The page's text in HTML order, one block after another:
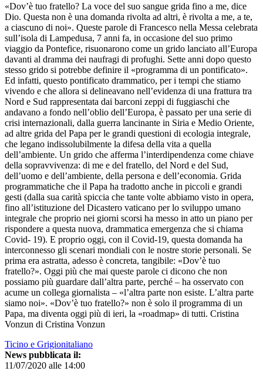
«Dov’è tuo fratello? La voce del suo sangue grida fino a me, dice
Dio. Questa non è una domanda rivolta ad altri, è rivolta a me, a te,
a ciascuno di noi». Queste parole di Francesco nella Messa celebrata
sull’isola di Lampedusa, 7 anni fa, in occasione del suo primo
viaggio da Pontefice, risuonarono come un grido lanciato all’Europa
davanti al dramma dei naufragi di profughi. Sette anni dopo questo
stesso grido si potrebbe definire il «programma di un pontificato».
Ed infatti, questo pontificato drammatico, per i tempi che stiamo
vivendo e che allora si delineavano nell’evidenza di una frattura tra
Nord e Sud rappresentata dai barconi zeppi di fuggiaschi che
andavano a fondo nell’oblio dell’Europa, è passato per una serie di
crisi internazionali, dalla guerra lancinante in Siria e Medio Oriente,
ad altre grida del Papa per le grandi questioni di ecologia integrale,
che legano indissolubilmente la difesa della vita a quella
dell’ambiente. Un grido che afferma l’interdipendenza come chiave
della sopravvivenza: di me e del fratello, del Nord e del Sud,
dell’uomo e dell’ambiente, della persona e dell’economia. Grida
programmatiche che il Papa ha tradotto anche in piccoli e grandi
gesti (dalla sua carità spiccia che tante volte abbiamo visto in opera,
fino all’istituzione del Dicastero vaticano per lo sviluppo umano
integrale che proprio nei giorni scorsi ha messo in atto un piano per
rispondere a questa nuova, drammatica emergenza che si chiama
Covid- 19). E proprio oggi, con il Covid-19, questa domanda ha
interconnesso gli scenari mondiali con le nostre storie personali. Se
prima era astratta, adesso è concreta, tangibile: «Dov’è tuo
fratello?». Oggi più che mai queste parole ci dicono che non
possiamo più guardare dall’altra parte, perché – ha osservato con
acume un collega giornalista – «l’altra parte non esiste. L’altra parte
siamo noi». «Dov’è tuo fratello?» non è solo il programma di un
Papa, ma diventa oggi più di ieri, la «roadmap» di tutti. Cristina
Vonzun di Cristina Vonzun
Ticino e Grigionitaliano
News pubblicata il:
11/07/2020 alle 14:00